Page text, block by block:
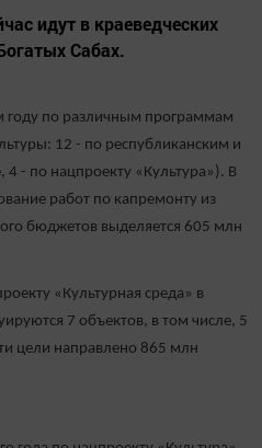
идут в краеведческих
Сабах.
году по различным программам
12 - по республиканским и
- по нацпроекту «Культура»). В
работ по капремонту из
бюджетов выделяется 605 млн
«Культурная среда» в
7 объектов, в том числе, 5
цели направлено 865 млн